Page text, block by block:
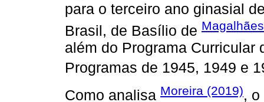
para o terceiro ano ginasial
Brasil, de Basílio de
além do Programa Curricular
Programas de 1945, 1949 e
Como analisa Moreira (2019),